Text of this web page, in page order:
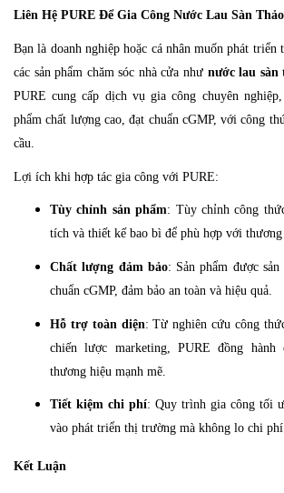
Liên Hệ PURE Để Gia Công Nước Lau Sàn
Bạn là doanh nghiệp hoặc cá nhân muốn phát
các sản phẩm chăm sóc nhà cửa như nước lau sàn
PURE cung cấp dịch vụ gia công chuyên
phẩm chất lượng cao, đạt chuẩn cGMP, với công
cầu.
Lợi ích khi hợp tác gia công với PURE:
Tùy chỉnh sản phẩm: Tùy chỉnh công
tích và thiết kế bao bì để phù hợp với thương
Chất lượng đảm bảo: Sản phẩm được
chuẩn cGMP, đảm bảo an toàn và hiệu quả.
Hỗ trợ toàn diện: Từ nghiên cứu công
chiến lược marketing, PURE đồng hành
thương hiệu mạnh mẽ.
Tiết kiệm chi phí: Quy trình gia công tối
vào phát triển thị trường mà không lo chi phí
Kết Luận